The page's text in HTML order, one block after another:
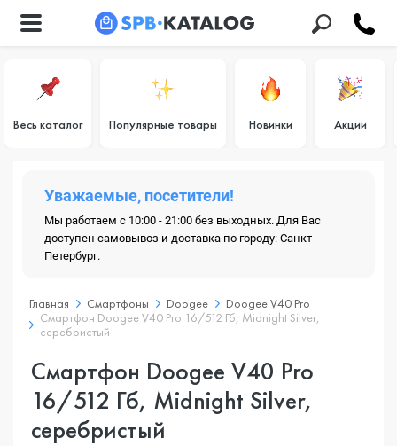
Весь каталог Популярные товары Новинки Акции
Уважаемые, посетители!
Мы работаем с 10:00 - 21:00 без выходных. Для Вас
доступен самовывоз и доставка по городу: Санкт-
Петербург.
Главная Смартфоны Doogee
Doogee V40 Pro
Смартфон Doogee V40 Pro 16/512 Гб, Midnight Silver,
серебристый
Смартфон Doogee V40 Pro
16/512 Гб, Midnight Silver,
серебристый